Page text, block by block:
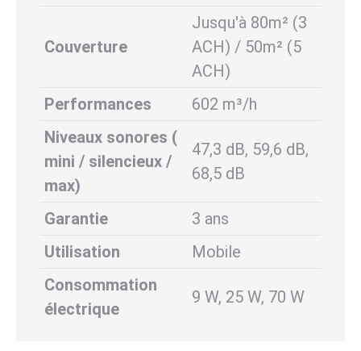
Couverture
Jusqu'à 80m² (3
ACH) / 50m² (5
ACH)
Performances
602 m³/h
Niveaux sonores (
mini / silencieux /
max)
47,3 dB, 59,6 dB,
68,5 dB
Garantie
3 ans
Utilisation
Mobile
Consommation
électrique
9 W, 25 W, 70 W